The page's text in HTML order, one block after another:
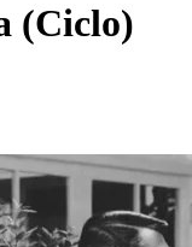
(Ciclo)